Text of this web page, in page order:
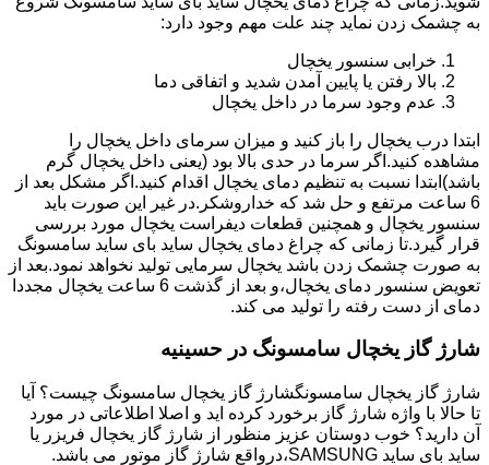
به چشمک زدن نماید چند علت مهم وجود دارد:
خرابی سنسور یخچال
بالا رفتن یا پایین آمدن شدید و اتفاقی دما
عدم وجود سرما در داخل یخچال
ابتدا درب یخچال را باز کنید و میزان سرمای داخل یخچال را
مشاهده کنید.اگر سرما در حدی بالا بود (یعنی داخل یخچال گرم
باشد)ابتدا نسبت به تنظیم دمای یخچال اقدام کنید.اگر مشکل بعد از
6 ساعت مرتفع و حل شد که خداروشکر.در غیر این صورت باید
سنسور یخچال و همچنین قطعات دیفراست یخچال مورد بررسی
قرار گیرد.تا زمانی که چراغ دمای یخچال ساید بای ساید سامسونگ
به صورت چشمک زدن باشد یخچال سرمایی تولید نخواهد نمود.بعد از
تعویض سنسور دمای یخچال،و بعد از گذشت 6 ساعت یخچال مجددا
دمای از دست رفته را تولید می کند.
شارژ گاز یخچال سامسونگ در حسینیه
شارژ گاز یخچال سامسونگشارژ گاز یخچال سامسونگ چیست؟ آیا
تا حالا با واژه شارژ گاز برخورد کرده اید و اصلا اطلاعاتی در مورد
آن دارید؟ خوب دوستان عزیز منظور از شارژ گاز یخچال فریزر یا
ساید بای ساید SAMSUNG،درواقع شارژ گاز موتور می باشد.